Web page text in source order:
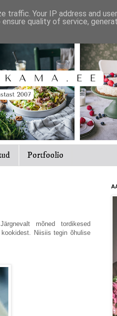
Portfoolio
mõned tordikesed
Niisiis tegin õhulise
traffic. Your IP address and
quality of service,